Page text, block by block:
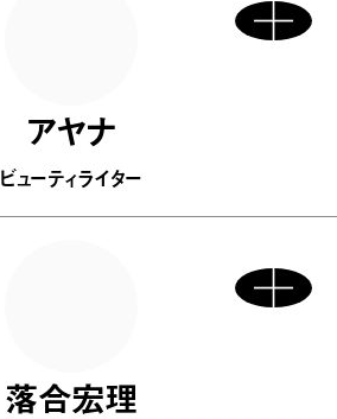
アヤナ
ビューティライター
落合宏理